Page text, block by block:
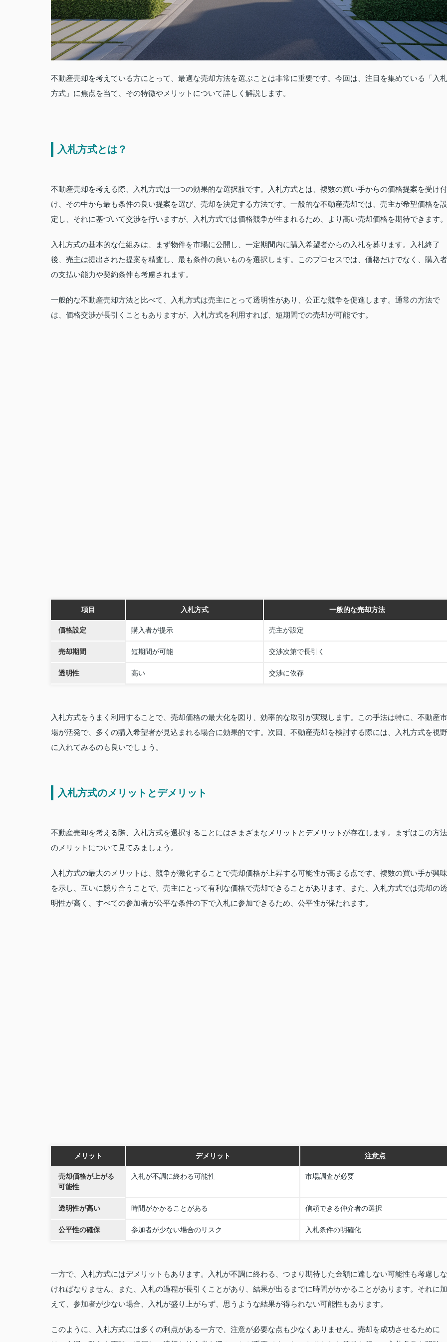
不動産売却を考えている方にとって、最適な売却方法を選ぶことは非常に重要です。今回は、注目を集めている「入札
方式」に焦点を当て、その特徴やメリットについて詳しく解説します。
入札方式とは？
不動産売却を考える際、入札方式は一つの効果的な選択肢です。入札方式とは、複数の買い手からの価格提案を受け付
け、その中から最も条件の良い提案を選び、売却を決定する方法です。一般的な不動産売却では、売主が希望価格を設
定し、それに基づいて交渉を行いますが、入札方式では価格競争が生まれるため、より高い売却価格を期待できます。
入札方式の基本的な仕組みは、まず物件を市場に公開し、一定期間内に購入希望者からの入札を募ります。入札終了
後、売主は提出された提案を精査し、最も条件の良いものを選択します。このプロセスでは、価格だけでなく、購入者
の支払い能力や契約条件も考慮されます。
一般的な不動産売却方法と比べて、入札方式は売主にとって透明性があり、公正な競争を促進します。通常の方法で
は、価格交渉が長引くこともありますが、入札方式を利用すれば、短期間での売却が可能です。
項目 入札方式 一般的な売却方法
価格設定 購入者が提示 売主が設定
売却期間 短期間が可能 交渉次第で長引く
透明性 高い 交渉に依存
入札方式をうまく利用することで、売却価格の最大化を図り、効率的な取引が実現します。この手法は特に、不動産市
場が活発で、多くの購入希望者が見込まれる場合に効果的です。次回、不動産売却を検討する際には、入札方式を視野
に入れてみるのも良いでしょう。
入札方式のメリットとデメリット
不動産売却を考える際、入札方式を選択することにはさまざまなメリットとデメリットが存在します。まずはこの方法
のメリットについて見てみましょう。
入札方式の最大のメリットは、競争が激化することで売却価格が上昇する可能性が高まる点です。複数の買い手が興味
を示し、互いに競り合うことで、売主にとって有利な価格で売却できることがあります。また、入札方式では売却の透
明性が高く、すべての参加者が公平な条件の下で入札に参加できるため、公平性が保たれます。
メリット デメリット 注意点
売却価格が上がる
可能性
入札が不調に終わる可能性 市場調査が必要
透明性が高い 時間がかかることがある 信頼できる仲介者の選択
公平性の確保 参加者が少ない場合のリスク 入札条件の明確化
一方で、入札方式にはデメリットもあります。入札が不調に終わる、つまり期待した金額に達しない可能性も考慮しな
ければなりません。また、入札の過程が長引くことがあり、結果が出るまでに時間がかかることがあります。それに加
えて、参加者が少ない場合、入札が盛り上がらず、思うような結果が得られない可能性もあります。
このように、入札方式には多くの利点がある一方で、注意が必要な点も少なくありません。売却を成功させるために